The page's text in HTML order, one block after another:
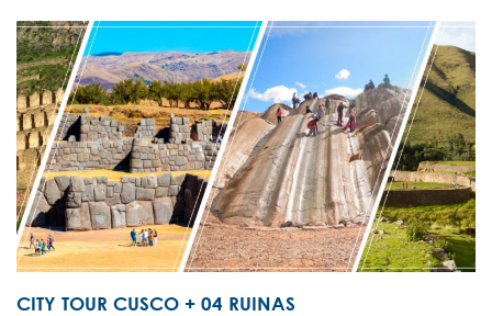
CITY TOUR CUSCO + 04 RUINAS